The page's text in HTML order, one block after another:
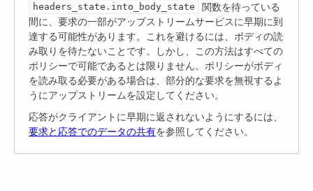
headers_state.into_body_state
​ 関数を待っている
間に、要求の一部がアップストリームサービスに早期に到
達する可能性があります。これを避けるには、ボディの読
み取りを待たないことです。しかし、この方法はすべての
ポリシーで可能であるとは限りません。ポリシーがボディ
を読み取る必要がある場合は、部分的な要求を無視するよ
うにアップストリームを設定してください。
応答がクライアントに早期に返されないようにするには、
要求と応答でのデータの共有を参照してください。